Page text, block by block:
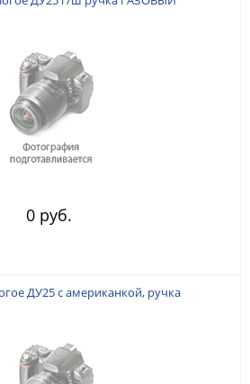
0 руб.
ДУ25 с американкой, ручка